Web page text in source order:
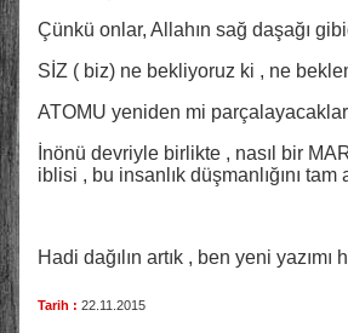
Çünkü onlar, Allahın sağ daşağı
SİZ ( biz) ne bekliyoruz ki , ne
ATOMU yeniden mi
İnönü devriyle birlikte , nasıl bir
iblisi , bu insanlık düşmanlığını
Hadi dağılın artık , ben yeni yazımı
Tarih : 22.11.2015